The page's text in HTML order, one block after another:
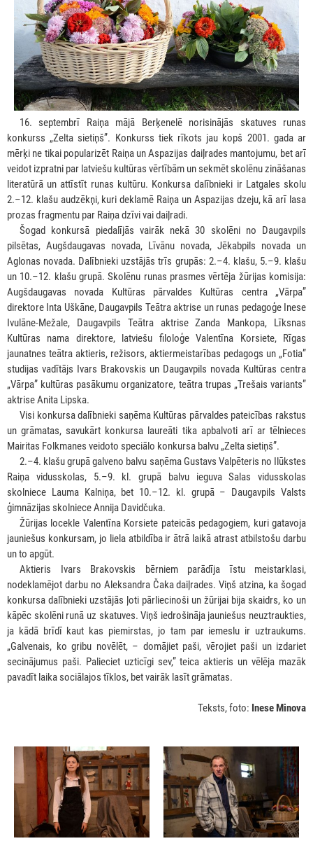
16. septembrī Raiņa mājā Berķenelē norisinājās skatuves runas
konkurss „Zelta sietiņš”. Konkurss tiek rīkots jau kopš 2001. gada ar
mērķi ne tikai popularizēt Raiņa un Aspazijas daiļrades mantojumu, bet arī
veidot izpratni par latviešu kultūras vērtībām un sekmēt skolēnu zināšanas
literatūrā un attīstīt runas kultūru. Konkursa dalībnieki ir Latgales skolu
2.–12. klašu audzēkņi, kuri deklamē Raiņa un Aspazijas dzeju, kā arī lasa
prozas fragmentu par Raiņa dzīvi vai daiļradi.
Šogad konkursā piedalījās vairāk nekā 30 skolēni no Daugavpils
pilsētas, Augšdaugavas novada, Līvānu novada, Jēkabpils novada un
Aglonas novada. Dalībnieki uzstājās trīs grupās: 2.–4. klašu, 5.–9. klašu
un 10.–12. klašu grupā. Skolēnu runas prasmes vērtēja žūrijas komisija:
Augšdaugavas novada Kultūras pārvaldes Kultūras centra „Vārpa”
direktore Inta Uškāne, Daugavpils Teātra aktrise un runas pedagoģe Inese
Ivulāne-Mežale, Daugavpils Teātra aktrise Zanda Mankopa, Līksnas
Kultūras nama direktore, latviešu filoloģe Valentīna Korsiete, Rīgas
jaunatnes teātra aktieris, režisors, aktiermeistarības pedagogs un „Fotia”
studijas vadītājs Ivars Brakovskis un Daugavpils novada Kultūras centra
„Vārpa” kultūras pasākumu organizatore, teātra trupas „Trešais variants”
aktrise Anita Lipska.
Visi konkursa dalībnieki saņēma Kultūras pārvaldes pateicības rakstus
un grāmatas, savukārt konkursa laureāti tika apbalvoti arī ar tēlnieces
Mairitas Folkmanes veidoto speciālo konkursa balvu „Zelta sietiņš”.
2.–4. klašu grupā galveno balvu saņēma Gustavs Valpēteris no Ilūkstes
Raiņa vidusskolas, 5.–9. kl. grupā balvu ieguva Salas vidusskolas
skolniece Lauma Kalniņa, bet 10.–12. kl. grupā – Daugavpils Valsts
ģimnāzijas skolniece Annija Davidčuka.
Žūrijas locekle Valentīna Korsiete pateicās pedagogiem, kuri gatavoja
jauniešus konkursam, jo liela atbildība ir ātrā laikā atrast atbilstošu darbu
un to apgūt.
Aktieris Ivars Brakovskis bērniem parādīja īstu meistarklasi,
nodeklamējot darbu no Aleksandra Čaka daiļrades. Viņš atzina, ka šogad
konkursa dalībnieki uzstājās ļoti pārliecinoši un žūrijai bija skaidrs, ko un
kāpēc skolēni runā uz skatuves. Viņš iedrošināja jauniešus neuztraukties,
ja kādā brīdī kaut kas piemirstas, jo tam par iemeslu ir uztraukums.
„Galvenais, ko gribu novēlēt, – domājiet paši, vērojiet paši un izdariet
secinājumus paši. Palieciet uzticīgi sev,” teica aktieris un vēlēja mazāk
pavadīt laika sociālajos tīklos, bet vairāk lasīt grāmatas.
Teksts, foto: Inese Minova